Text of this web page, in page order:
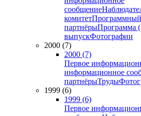
сообщение
комитетПрограммный
партнёрыПрограмма
выпускФотографии
2000 (7)
2000 (7)
Первое
информационное
партнёрыТруды
1999 (6)
1999 (6)
Первое